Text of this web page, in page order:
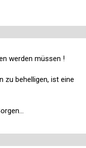
werden müssen !
zu behelligen, ist eine